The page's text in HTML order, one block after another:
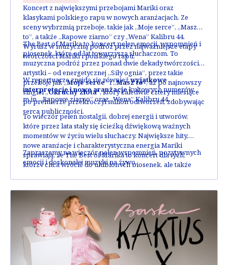
Koncert z największymi przebojami Mariki oraz
klasykami polskiego rapu w nowych aranżacjach. Ze
sceny wybrzmią przeboje, takie jak „Moje serce”, „Masz
to”, a także „Rapowe ziarno” czy „Wena” Kalibru 44.
Wyrusz w muzyczną podróż przez najważniejsze etapy
twórczości Mariki i polskiego rapu.
The Best of Marika to koncert pełen emocji, wspomnień i
piosenek, które od lat towarzyszą słuchaczom. To
muzyczna podróż przez ponad dwie dekady twórczości
artystki – od energetycznej „Siły ognia”, przez takie
przeboje jak „Moje serce” i „Masz to”, aż po najnowszy
singiel „Okruchy złota”, który zaledwie cztery miesiące
po premierze przekroczył milion odtworzeń, zdobywając
serca publiczności.
W repertuarze znajdą się równieżwyjątkowe
interpretacje i nowe aranżacjekultowych numerów,
m.in. „Rapowe ziarno” oraz „Wena” Kalibru 44.
To wieczór pełen nostalgii, dobrej energii i utworów,
które przez lata stały się ścieżką dźwiękową ważnych
momentów w życiu wielu słuchaczy. Największe hity,
nowe aranżacje i charakterystyczna energia Mariki
sprawiają, że The Best of Marika to koncert dla tych,
którzy chcą wrócić do ulubionych piosenek, ale także
Zapraszamy na wieczór pełen wspomnień, pozytywnych
emocji i doskonałej muzyki na żywo.